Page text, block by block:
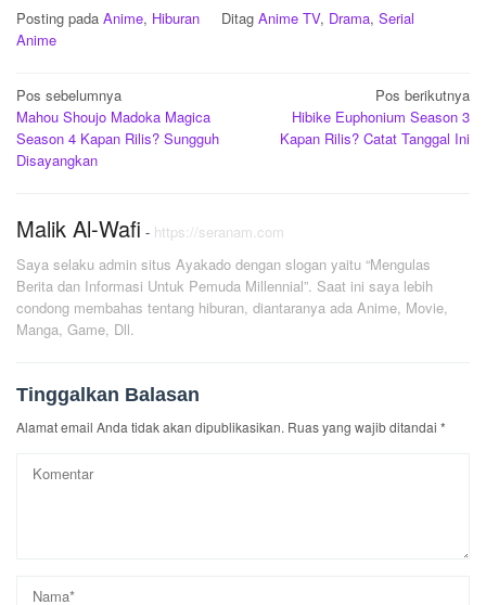
Posting pada Anime, Hiburan Ditag Anime TV, Drama, Serial
Anime
Navigasi
pos
Pos sebelumnya
Mahou Shoujo Madoka Magica
Season 4 Kapan Rilis? Sungguh
Disayangkan
Pos berikutnya
Hibike Euphonium Season 3
Kapan Rilis? Catat Tanggal Ini
Malik Al-Wafi - https://seranam.com
Saya selaku admin situs Ayakado dengan slogan yaitu “Mengulas
Berita dan Informasi Untuk Pemuda Millennial”. Saat ini saya lebih
condong membahas tentang hiburan, diantaranya ada Anime, Movie,
Manga, Game, Dll.
Tinggalkan Balasan
Alamat email Anda tidak akan dipublikasikan. Ruas yang wajib ditandai *